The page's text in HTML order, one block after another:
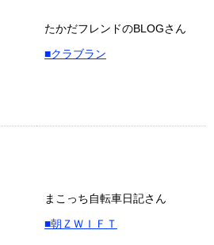
たかだフレンドのBLOGさん
■クラブラン
まこっち自転車日記さん
■朝ＺＷＩＦＴ